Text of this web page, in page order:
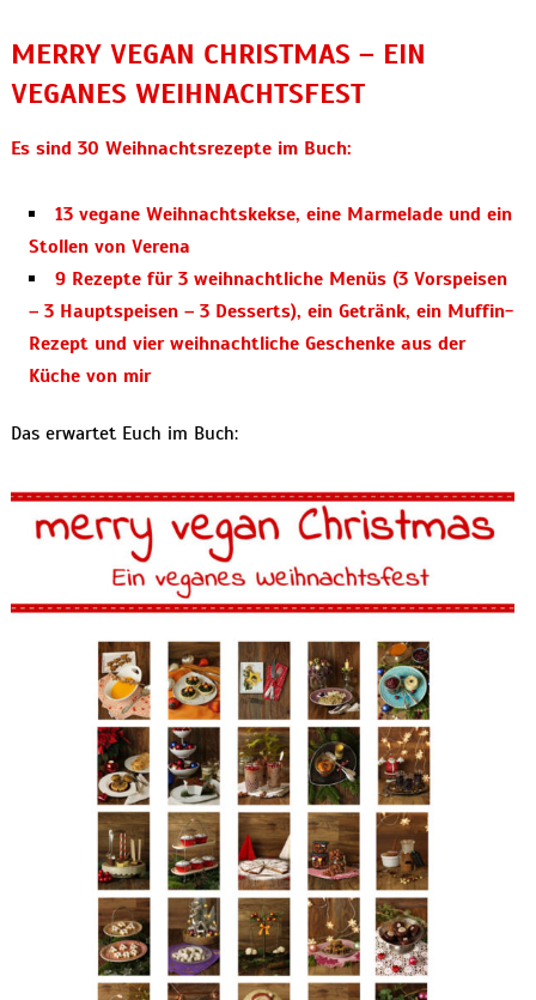
MERRY VEGAN CHRISTMAS – EIN
VEGANES WEIHNACHTSFEST
Es sind 30 Weihnachtsrezepte im Buch:
13 vegane Weihnachtskekse, eine Marmelade und ein
Stollen von Verena
9 Rezepte für 3 weihnachtliche Menüs (3 Vorspeisen
– 3 Hauptspeisen – 3 Desserts), einGetränk, ein Muffin-
Rezept und vier weihnachtliche Geschenke aus der
Küche von mir
Das erwartet Euch im Buch: